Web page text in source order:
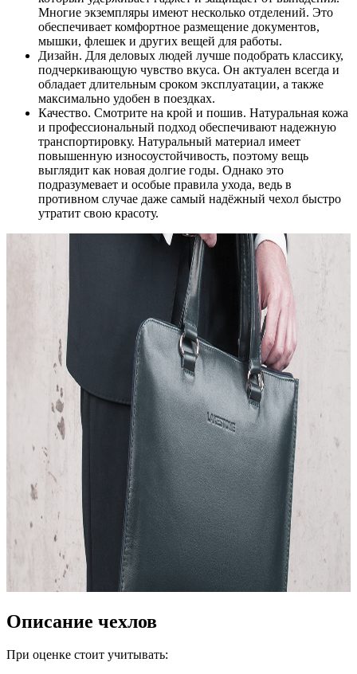
Многие экземпляры имеют несколько отделений. Это
обеспечивает комфортное размещение документов,
мышки, флешек и других вещей для работы.
Дизайн. Для деловых людей лучше подобрать классику,
подчеркивающую чувство вкуса. Он актуален всегда и
обладает длительным сроком эксплуатации, а также
максимально удобен в поездках.
Качество. Смотрите на крой и пошив. Натуральная кожа
и профессиональный подход обеспечивают надежную
транспортировку. Натуральный материал имеет
повышенную износоустойчивость, поэтому вещь
выглядит как новая долгие годы. Однако это
подразумевает и особые правила ухода, ведь в
противном случае даже самый надёжный чехол быстро
утратит свою красоту.
Описание чехлов
При оценке стоит учитывать: